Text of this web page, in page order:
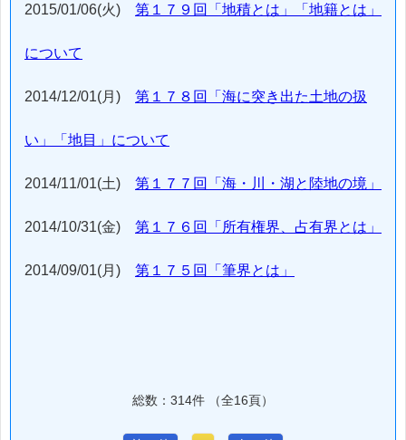
2015/01/06(火) 第１７９回「地積とは」「地籍とは」
について
2014/12/01(月) 第１７８回「海に突き出た土地の扱
い」「地目」について
2014/11/01(土) 第１７７回「海・川・湖と陸地の境」
2014/10/31(金) 第１７６回「所有権界、占有界とは」
2014/09/01(月) 第１７５回「筆界とは」
総数：314件 （全16頁）